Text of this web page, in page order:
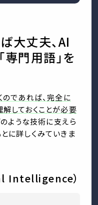
大丈夫、AI
専門用語」を
のであれば、完全に
しておくことが必要
ような技術に支えら
に詳しくみていきま
Intelligence）